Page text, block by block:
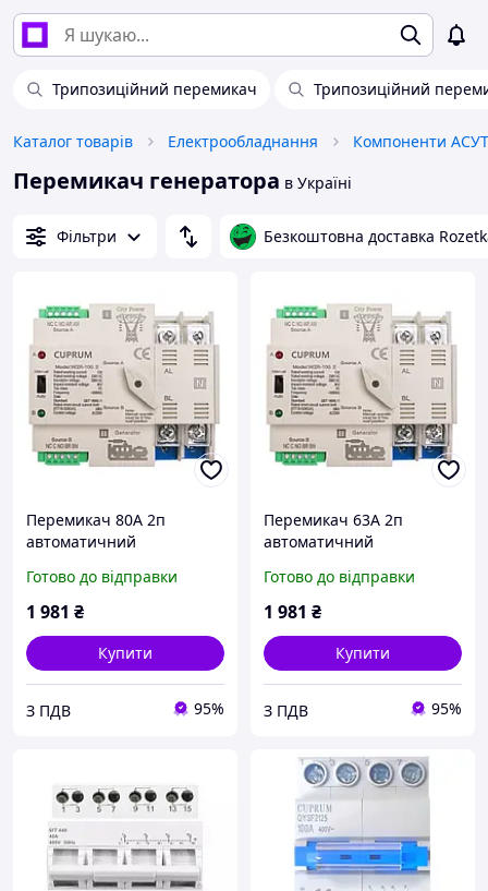
Трипозиційний перемикач Трипозиційний
Каталог товарів Електрообладнання Компоненти
Перемикач генератора в Україні
Фільтри Безкоштовна доставка
Перемикач 80А 2п
автоматичний
Готово до відправки
1 981 ₴
Купити
З ПДВ 95%
Перемикач 63А 2п
автоматичний
Готово до відправки
1 981 ₴
Купити
З ПДВ 95%